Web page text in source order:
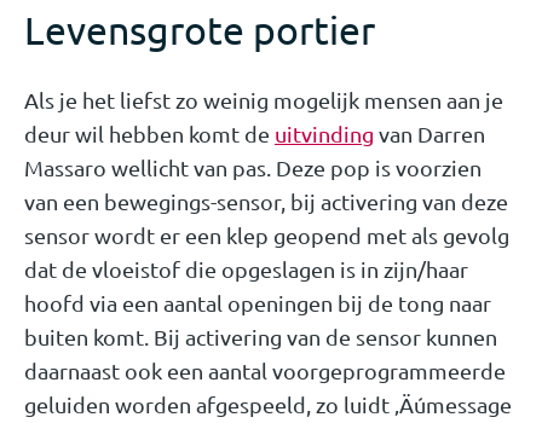
Levensgrote portier
Als je het liefst zo weinig mogelijk mensen aan je
deur wil hebben komt de uitvinding van Darren
Massaro wellicht van pas. Deze pop is voorzien
van een bewegings-sensor, bij activering van deze
sensor wordt er een klep geopend met als gevolg
dat de vloeistof die opgeslagen is in zijn/haar
hoofd via een aantal openingen bij de tong naar
buiten komt. Bij activering van de sensor kunnen
daarnaast ook een aantal voorgeprogrammeerde
geluiden worden afgespeeld, zo luidt ‚Äúmessage